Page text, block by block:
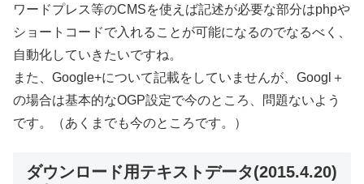
ワードプレス等のCMSを使えば記述が必要な部分はphpや
ショートコードで入れることが可能になるのでなるべく、
自動化していきたいですね。
また、Google+について記載をしていませんが、Googl＋
の場合は基本的なOGP設定で今のところ、問題ないよう
です。（あくまでも今のところです。 ）
ダウンロード用テキストデータ(2015.4.20)